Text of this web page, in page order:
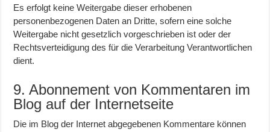
Es erfolgt keine Weitergabe dieser erhobenen
personenbezogenen Daten an Dritte, sofern eine solche
Weitergabe nicht gesetzlich vorgeschrieben ist oder der
Rechtsverteidigung des für die Verarbeitung Verantwortlichen
dient.
9. Abonnement von Kommentaren im
Blog auf der Internetseite
Die im Blog der Internet abgegebenen Kommentare können